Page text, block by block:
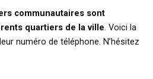
communautaires sont
quartiers de la ville. Voici la
numéro de téléphone. N’hésitez